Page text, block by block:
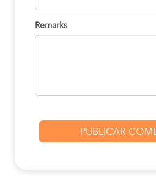
Remarks